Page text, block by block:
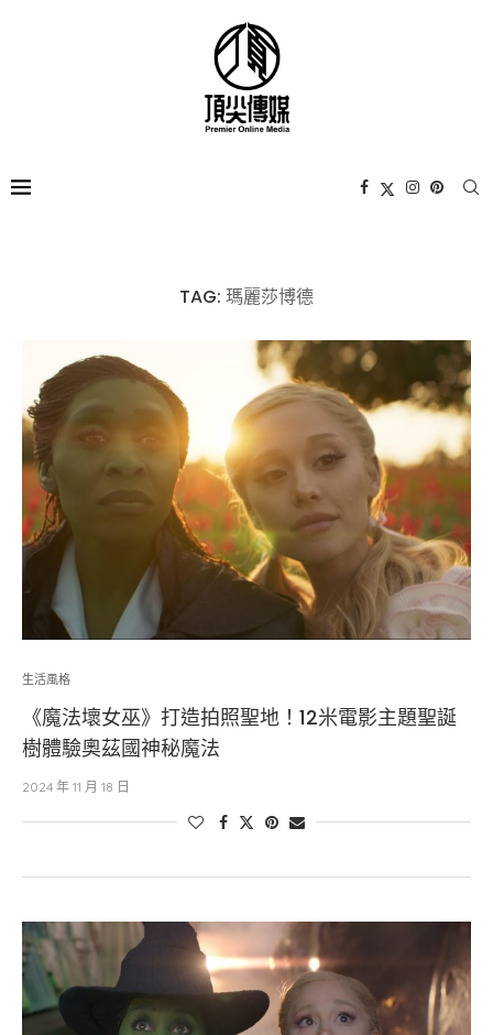
TAG: 瑪麗莎博德
生活風格
《魔法壞女巫》打造拍照聖地！12米電影主題聖誕
樹體驗奧茲國神秘魔法
2024 年 11 月 18 日